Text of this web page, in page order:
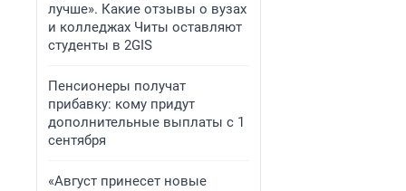
лучше». Какие отзывы о вузах
и колледжах Читы оставляют
студенты в 2GIS
Пенсионеры получат
прибавку: кому придут
дополнительные выплаты с 1
сентября
«Август принесет новые